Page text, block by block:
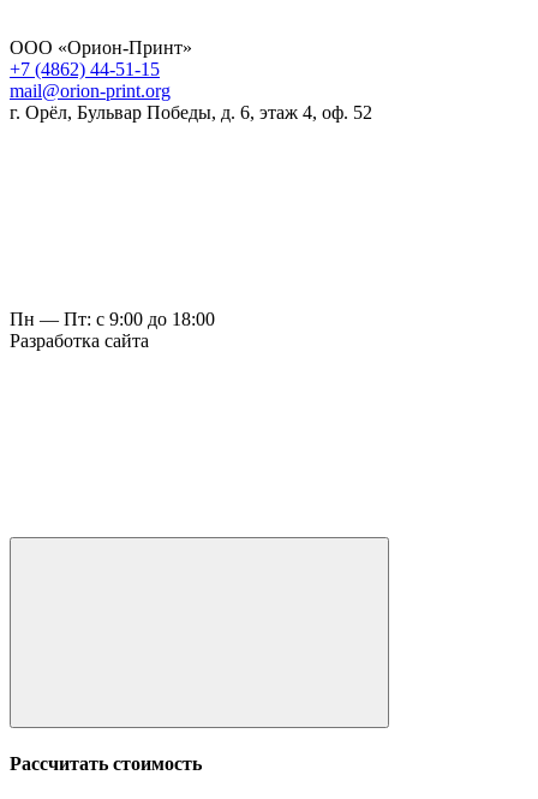
ООО «Орион-Принт»
+7 (4862) 44-51-15
mail@orion-print.org
г. Орёл, Бульвар Победы, д. 6, этаж 4, оф. 52
Пн — Пт: с 9:00 до 18:00
Разработка сайта
Рассчитать стоимость